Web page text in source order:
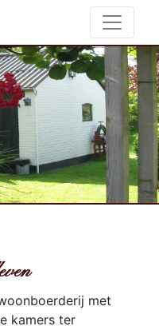
met
kamers ter